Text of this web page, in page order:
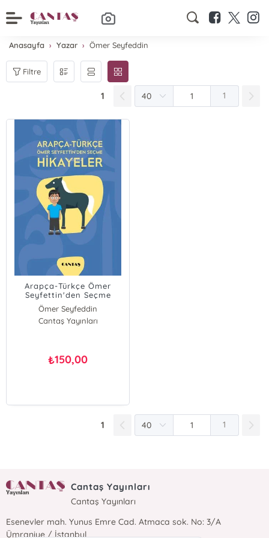
Anasayfa Yazar Ömer Seyfeddin
Filtre
1 1
Arapça-Türkçe Ömer
Seyfettin'den Seçme
Hikayeler
Ömer Seyfeddin
Cantaş Yayınları
₺150,00
1 1
Cantaş Yayınları
Cantaş Yayınları
Esenevler mah. Yunus Emre Cad. Atmaca sok. No: 3/A
Ümraniye / İstanbul